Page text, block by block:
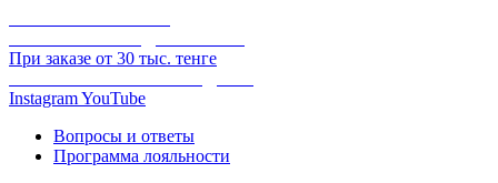
При заказе от 30 тыс. тенге
InstagramYouTube
Вопросы и ответы
Программа лояльности